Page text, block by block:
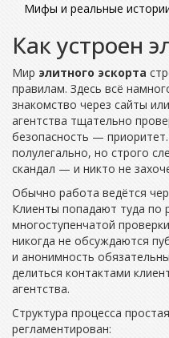
Мифы и реальные
Как устроен
Мир элитного эскорта
правилам. Здесь всё
знакомство через сайты
агентства тщательно
безопасность —
полулегально, но строго
скандал — и никто не
Обычно работа ведётся
Клиенты попадают туда по
многоступенчатой
никогда не обсуждаются
и анонимность
делиться контактами
агентства.
Структура процесса
регламентирован: